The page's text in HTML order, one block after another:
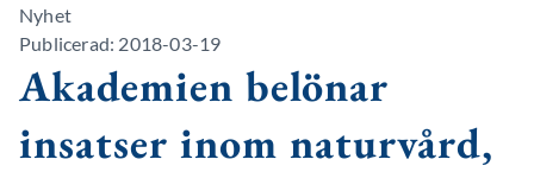
Nyhet
Publicerad: 2018-03-19
Akademien belönar
insatser inom naturvård,